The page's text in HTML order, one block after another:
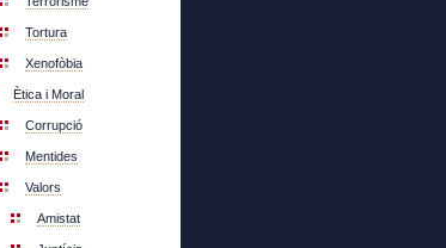
Tortura
Xenofòbia
Ètica i Moral
Corrupció
Mentides
Valors
Amistat